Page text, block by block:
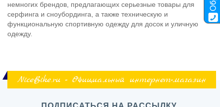
немногих брендов, предлагающих серьезные товары для
серфинга и сноубординга, а также техническую и
функциональную спортивную одежду для досок и уличную
одежду.
NiceBike.ru - Официальный интернет-магазин